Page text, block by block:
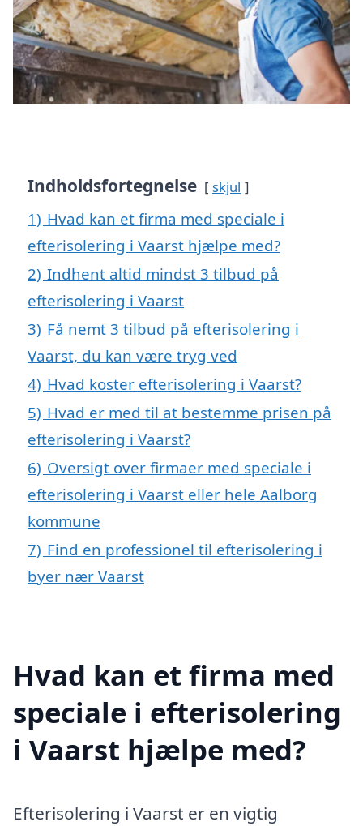
Indholdsfortegnelse skjul
1) Hvad kan et firma med speciale i
efterisolering i Vaarst hjælpe med?
2) Indhent altid mindst 3 tilbud på
efterisolering i Vaarst
3) Få nemt 3 tilbud på efterisolering i
Vaarst, du kan være tryg ved
4) Hvad koster efterisolering i Vaarst?
5) Hvad er med til at bestemme prisen på
efterisolering i Vaarst?
6) Oversigt over firmaer med speciale i
efterisolering i Vaarst eller hele Aalborg
kommune
7) Find en professionel til efterisolering i
byer nær Vaarst
Hvad kan et firma med
speciale i efterisolering
i Vaarst hjælpe med?
Efterisolering i Vaarst er en vigtig